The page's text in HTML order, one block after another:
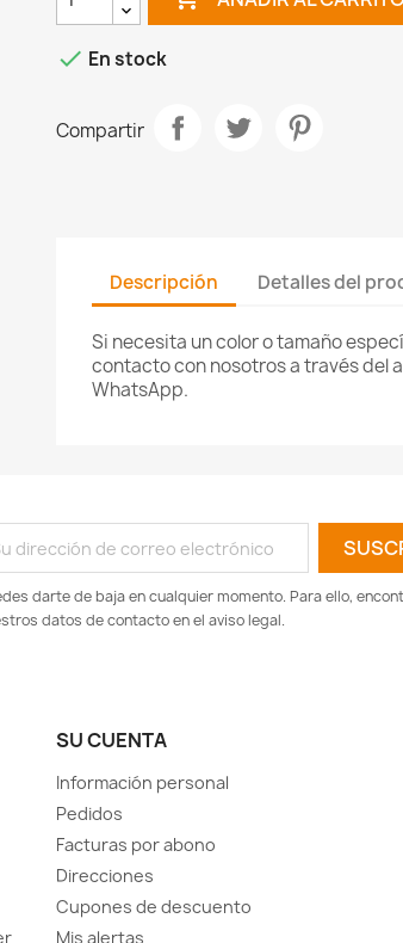
 En stock
Compartir
Descripción Detalles del
Si necesita un color o tamaño
contacto con nosotros a través del
WhatsApp.
darte de baja en cualquier momento. Para ello,
datos de contacto en el aviso legal.
SU CUENTA
Información personal
Pedidos
Facturas por abono
Direcciones
Cupones de descuento
Mis alertas